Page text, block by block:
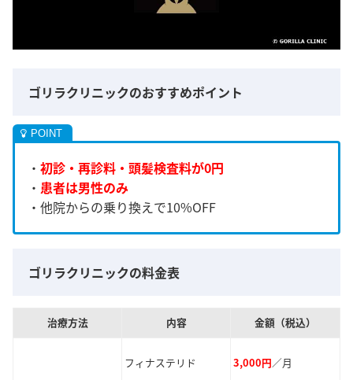
ゴリラクリニックのおすすめポイント
・ 初診・再診料・頭髪検査料が0円
・ 患者は男性のみ
・他院からの乗り換えで10%OFF
ゴリラクリニックの料金表
治療方法 内容 金額（税込）
フィナステリド 3,000円／月